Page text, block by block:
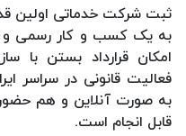
ثبت شرکت خدماتی اولین
به یک کسب و کار رسمی و
امکان قرارداد بستن با
فعالیت قانونی در سراسر
به صورت آنلاین و هم
قابل انجام است.